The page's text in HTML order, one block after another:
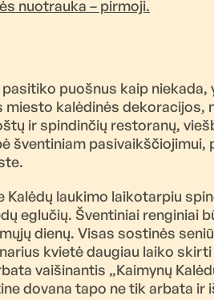
nuotrauka – pirmoji.
pasitiko puošnus kaip
miesto kalėdinės dekoracijos,
ir spindinčių restoranų,
šventiniam
Kalėdų laukimo laikotarpiu
eglučių. Šventiniai renginiai
dienų. Visas sostinės
kvietė daugiau laiko
vaišinantis „Kaimynų
dovana tapo ne tik arbata ir